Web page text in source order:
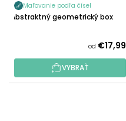
Maľovanie podľa čísel
Abstraktný geometrický box
od €17,99
VYBRAŤ